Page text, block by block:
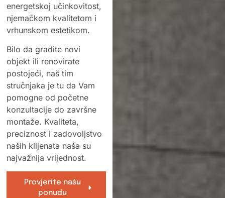
energetskoj učinkovitost,
njemačkom kvalitetom i
vrhunskom estetikom.
Bilo da gradite novi
objekt ili renovirate
postojeći, naš tim
stručnjaka je tu da Vam
pomogne od početne
konzultacije do završne
montaže. Kvaliteta,
preciznost i zadovoljstvo
naših klijenata naša su
najvažnija vrijednost.
Provjerite našu
ponudu